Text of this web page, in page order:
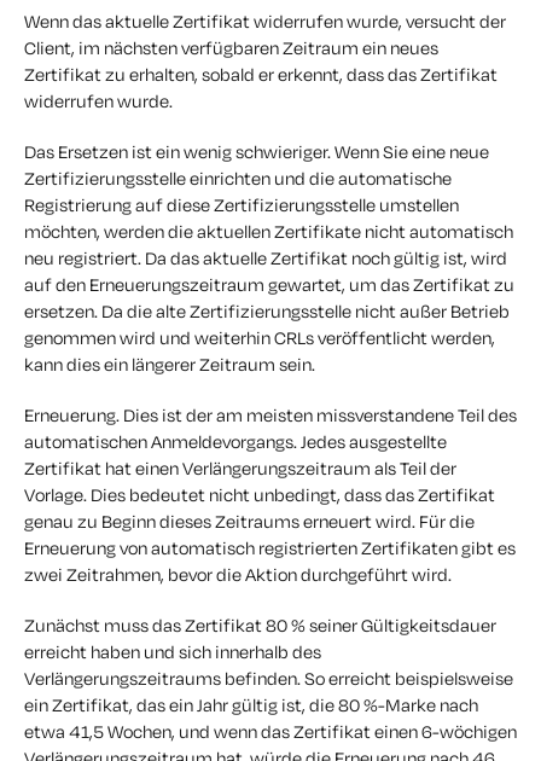
Wenn das aktuelle Zertifikat widerrufen wurde, versucht der
Client, im nächsten verfügbaren Zeitraum ein neues
Zertifikat zu erhalten, sobald er erkennt, dass das Zertifikat
widerrufen wurde.
Das Ersetzen ist ein wenig schwieriger. Wenn Sie eine neue
Zertifizierungsstelle einrichten und die automatische
Registrierung auf diese Zertifizierungsstelle umstellen
möchten, werden die aktuellen Zertifikate nicht automatisch
neu registriert. Da das aktuelle Zertifikat noch gültig ist, wird
auf den Erneuerungszeitraum gewartet, um das Zertifikat zu
ersetzen. Da die alte Zertifizierungsstelle nicht außer Betrieb
genommen wird und weiterhin CRLs veröffentlicht werden,
kann dies ein längerer Zeitraum sein.
Erneuerung. Dies ist der am meisten missverstandene Teil des
automatischen Anmeldevorgangs. Jedes ausgestellte
Zertifikat hat einen Verlängerungszeitraum als Teil der
Vorlage. Dies bedeutet nicht unbedingt, dass das Zertifikat
genau zu Beginn dieses Zeitraums erneuert wird. Für die
Erneuerung von automatisch registrierten Zertifikaten gibt es
zwei Zeitrahmen, bevor die Aktion durchgeführt wird.
Zunächst muss das Zertifikat 80 % seiner Gültigkeitsdauer
erreicht haben und sich innerhalb des
Verlängerungszeitraums befinden. So erreicht beispielsweise
ein Zertifikat, das ein Jahr gültig ist, die 80 %-Marke nach
etwa 41,5 Wochen, und wenn das Zertifikat einen 6-wöchigen